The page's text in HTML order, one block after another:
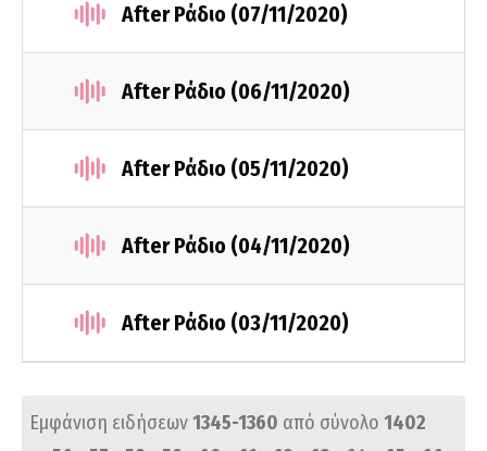
After Ράδιο (07/11/2020)
After Ράδιο (06/11/2020)
After Ράδιο (05/11/2020)
After Ράδιο (04/11/2020)
After Ράδιο (03/11/2020)
Εμφάνιση ειδήσεων1345-1360 από σύνολο 1402